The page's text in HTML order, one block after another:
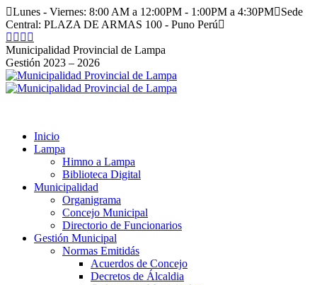
Saltar
al
contenido
Lunes - Viernes: 8:00 AM a 12:00PM - 1:00PM a 4:30PM
Sede
Central: PLAZA DE ARMAS 100 - Puno Perú
Facebook
page
opens
in
new
Instagram
page
opens
in
new
YouTube
page
opens
in
new
page
opens
in
new
Municipalidad Provincial de Lampa
Gestión 2023 – 2026
Inicio
Lampa
Himno a Lampa
Biblioteca Digital
Municipalidad
Organigrama
Concejo Municipal
Directorio de Funcionarios
Gestión Municipal
Normas Emitidás
Acuerdos de Concejo
Decretos de Álcaldia